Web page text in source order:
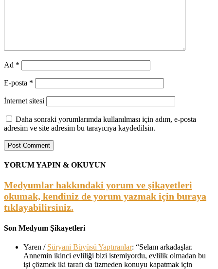
Ad *
E-posta *
İnternet sitesi
Daha sonraki yorumlarımda kullanılması için adım, e-posta
adresim ve site adresim bu tarayıcıya kaydedilsin.
YORUM YAPIN & OKUYUN
Medyumlar hakkındaki yorum ve şikayetleri
okumak, kendiniz de yorum yazmak için buraya
tıklayabilirsiniz.
Son Medyum Şikayetleri
Yaren / Süryani Büyüsü Yaptıranlar: “Selam arkadaşlar.
Annemin ikinci evliliği bizi istemiyordu, evlilik olmadan bu
işi çözmek iki tarafı da üzmeden konuyu kapatmak için